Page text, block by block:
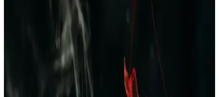
Yazlık erkek pijama altları hafif, nefes alabilir kumaşlardan üretilir,
çeşitli modeller ve desenlerde bulunur, uygun fiyat ve kalite dengesi
önemlidir, yaz aylarında rahatlık sağlar.
Dockers 226324 Kahverengi Erkek Terlik: Şıklık ve
Konforu Bir Arada Sunan Modern Tasarım
Dockers 226324 kahverengi erkek terlik, şık tasarımı ve ortopedik
desteğiyle rahatlık ve dayanıklılık sunar, nefes alabilir yapısıyla gün
boyu konfor sağlar.